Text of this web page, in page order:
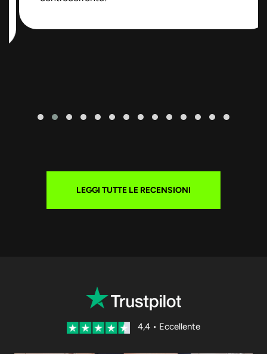
LEGGI TUTTE LE RECENSIONI
4,4 • Eccellente